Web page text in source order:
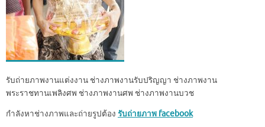
รับถ่ายภาพงานแต่งงาน ช่างภาพงานรับปริญญา ช่างภาพงาน
พระราชทานเพลิงศพ ช่างภาพงานศพ ช่างภาพงานบวช
กำลังหาช่างภาพและถ่ายรูปต้อง รับถ่ายภาพ facebook